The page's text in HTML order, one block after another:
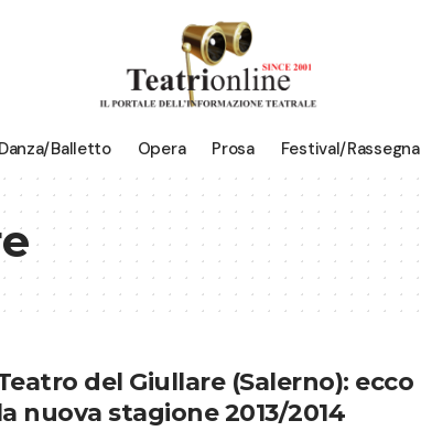
Danza/Balletto Opera Prosa Festival/Rassegna
del Giullare (Salerno): ecco
nuova stagione 2013/2014